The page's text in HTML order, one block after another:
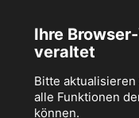
Ihre
veraltet
Bitte
alle Funktionen
können.